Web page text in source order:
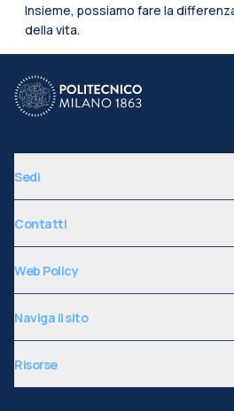
Insieme, possiamo fare la
della vita.
Sedi
Contatti
Web Policy
Naviga il sito
Risorse